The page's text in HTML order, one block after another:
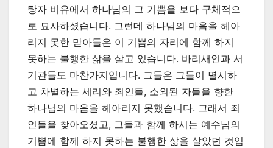
탕자 비유에서 하나님의 그 기쁨을 보다 구체적으
로 묘사하셨습니다. 그런데 하나님의 마음을 헤아
리지 못한 맏아들은 이 기쁨의 자리에 함께 하지
못하는 불행한 삶을 살고 있습니다. 바리새인과 서
기관들도 마찬가지입니다. 그들은 그들이 멸시하
고 차별하는 세리와 죄인들, 소외된 자들을 향한
하나님의 마음을 헤아리지 못했습니다. 그래서 죄
인들을 찾아오셨고, 그들과 함께 하시는 예수님의
기쁨에 함께 하지 못하는 불행한 삶을 살았던 것입